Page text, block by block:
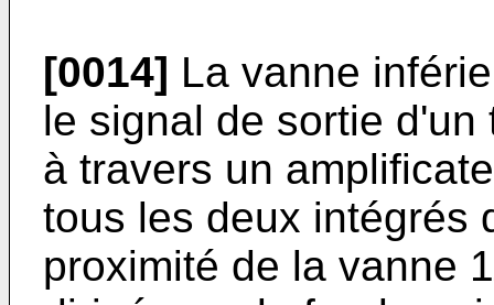
[0014] La vanne
le signal de sortie
à travers un
tous les deux intégrés
proximité de la vanne